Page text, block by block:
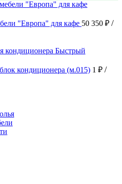
"Европа" для кафе 50 350 ₽ /
Быстрый
кондиционера (м.015) 1 ₽ /